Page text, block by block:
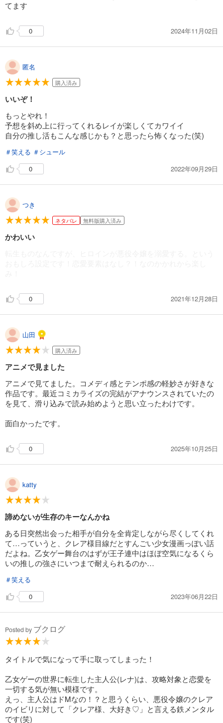
てます
0 2024年11月02日
匿名
購入済み
いいぞ！
もっとやれ！
予想を斜め上に行ってくれるレイが楽しくてカワイイ
自分の推し活もこんな感じかも？と思ったら怖くなった(笑)
＃笑える ＃シュール
0
2022年09月29日
つき
ネタバレ 無料版購入済み
かわいい
0 2021年12月28日
山田
購入済み
アニメで見ました
アニメで見てました。コメディ感とテンポ感の軽妙さが好きな
作品です。最近コミカライズの完結がアナウンスされていたの
を見て、滑り込みで読み始めようと思い立ったわけです。
面白かったです。
0 2025年10月25日
katty
諦めないが生存のキーなんかね
ある日突然出会った相手が自分を全肯定しながら尽くしてくれ
て…っていうと、クレア様目線だとすんごい少女漫画っぽい話
だよね。乙女ゲー舞台のはずが王子連中はほぼ空気になるくら
いの推しの強さにいつまで耐えられるのか…
＃笑える
0
2023年06月22日
Posted by ブクログ
タイトルで気になって手に取ってしまった！
乙女ゲーの世界に転生した主人公(レナ)は、攻略対象と恋愛を
一切する気が無い模様です。
えっ、主人公はドMなの！？と思うくらい、悪役令嬢のクレア
のイビリに対して「クレア様、大好き♡」と言える鉄メンタル
です(笑)